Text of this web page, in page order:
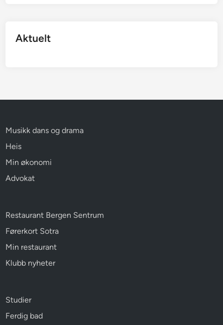
Aktuelt
Musikk dans og drama
Heis
Min økonomi
Advokat
Restaurant Bergen Sentrum
Førerkort Sotra
Min restaurant
Klubb nyheter
Studier
Ferdig bad